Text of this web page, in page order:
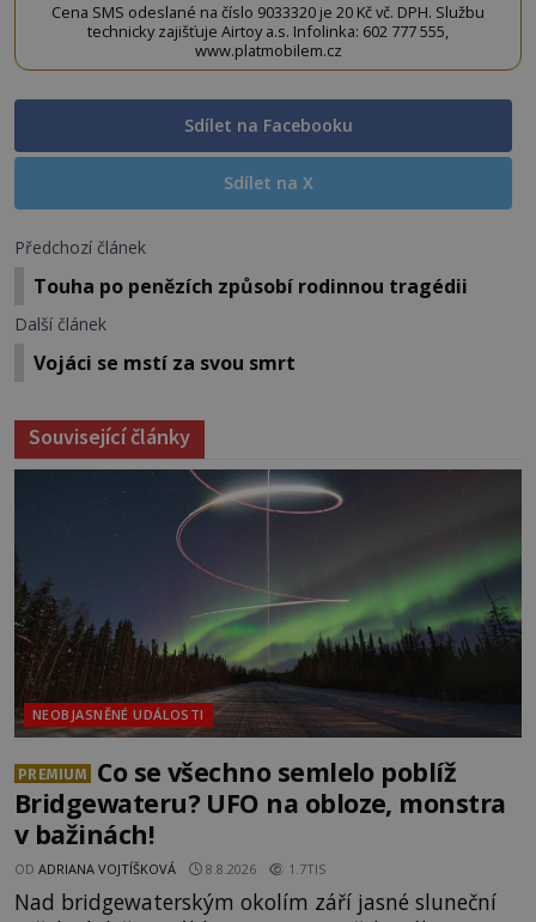
Cena SMS odeslané na číslo 9033320 je 20 Kč vč. DPH. Službu
technicky zajišťuje Airtoy a.s. Infolinka: 602 777 555,
www.platmobilem.cz
Sdílet na Facebooku
Sdílet na X
Předchozí článek
Touha po penězích způsobí rodinnou tragédii
Další článek
Vojáci se mstí za svou smrt
Související články
NEOBJASNĚNÉ UDÁLOSTI
PREMIUM
Co se všechno semlelo poblíž
Bridgewateru? UFO na obloze, monstra
v bažinách!
OD ADRIANA VOJTÍŠKOVÁ 8.8.2026 1.7TIS
Nad bridgewaterským okolím září jasné sluneční